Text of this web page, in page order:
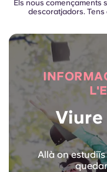
Els nous començaments
descoratjadors.
Viure
Allà on